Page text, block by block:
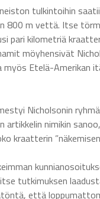
tulkintoihin
800 m vettä. Itse
pari kilometriä
möyhensivät
Etelä-Amerikan
Nicholsonin
artikkelin nimikin
kraatterin
tutkimuksen
että